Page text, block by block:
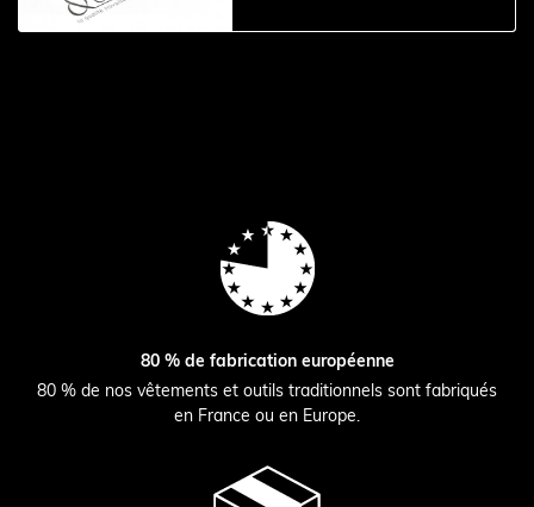
80 % de fabrication européenne
80 % de nos vêtements et outils traditionnels sont fabriqués
en France ou en Europe.